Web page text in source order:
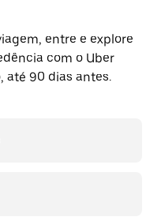
entre e explore
com o Uber
até 90 dias antes.